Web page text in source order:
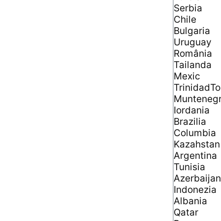
Serbia
Chile
Bulgaria
Uruguay
România
Tailanda
Mexic
Iordania
Brazilia
Columbia
Kazahstan
Argentina
Tunisia
Azerbaijan
Indonezia
Albania
Qatar